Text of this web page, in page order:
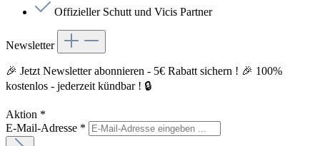
Offizieller Schutt und Vicis Partner
Newsletter
🎉 Jetzt Newsletter abonnieren - 5€ Rabatt sichern ! 🎉 100%
kostenlos - jederzeit kündbar ! 🔒
Aktion *
E-Mail-Adresse *